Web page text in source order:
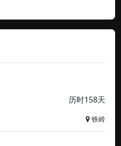
历时158天
铁岭